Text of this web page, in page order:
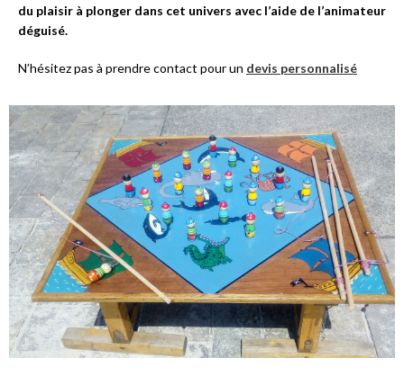
du plaisir à plonger dans cet univers avec l’aide de l’animateur
déguisé.
N’hésitez pas à prendre contact pour un devis personnalisé